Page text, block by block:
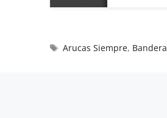
Arucas Siempre, Bandera